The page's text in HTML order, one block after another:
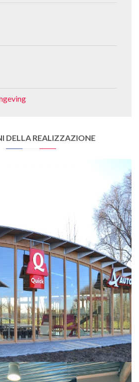
DELLA REALIZZAZIONE